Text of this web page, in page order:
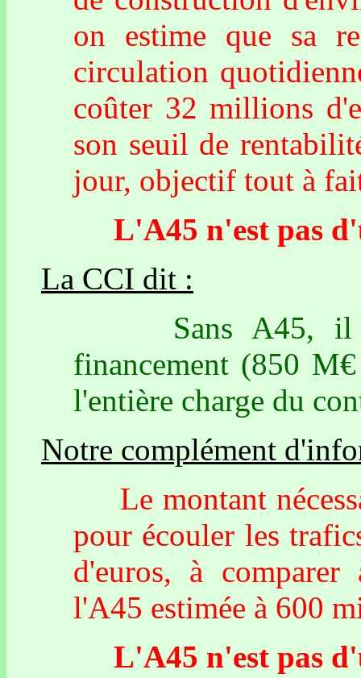
on estime que sa
circulation
coûter 32 millions
son seuil de
jour, objectif tout à
L'A45 n'est pas
La CCI dit :
Sans A45, il
financement (850
l'entière charge du
Notre complément
Le montant
pour écouler les
d'euros, à
l'A45 estimée à 600
L'A45 n'est pas